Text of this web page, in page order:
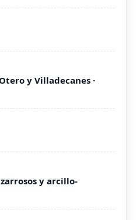
y Villadecanes ·
y arcillo-